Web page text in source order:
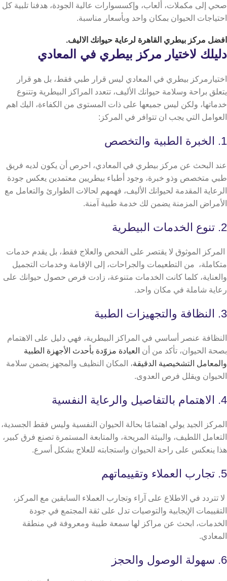
صحي إلى مكملات، ألعاب، وإكسسوارات عالية الجودة، هدفنا تلبية كل
احتياجات الحيوان بمكان واحد وبأسعار مناسبة.
افضل مركز بيطري القاهرة لرعاية حيوانك الاليف.
دليلك لاختيار مركز بيطري في المعادي
اختيارمركز بيطري في المعادي ليس قرار طبي فقط، بل هو قرار
يتعلق براحة وسلامة حيوانك الأليف، تتعدد المراكز البيطرية وتتنوع
خدماتها، ولكن ليس جميعها على ذات المستوى من الكفاءة، اليك اهم
العوامل التي يجب ان تتوافر في المركز:
1. الخبرة الطبية والتخصص
عند البحث عن مركز بيطري في المعادي، احرص أن يكون لديه فريق
طبي متخصص وذو خبرة، وجود أطباء بيطريين معتمدين يعكس جودة
الرعاية المقدمة لحيوانك الأليف، فهمهم لحالات الطوارئ والتعامل مع
الأمراض المزمنة يضمن لك خدمة طبية آمنة.
2. تنوع الخدمات البيطرية
المركز الموثوق لا يقتصر على الفحص والعلاج فقط، بل يقدم خدمات
متكاملة، من التطعيمات والجراحات، إلى الإقامة وخدمات التجميل
والعناية، كلما كانت الخدمات متنوعة، زادت فرص حصول حيوانك على
رعاية شاملة في مكان واحد.
3. النظافة والتجهيزات الطبية
النظافة عنصر أساسي في المراكز البيطرية، فهي دليل على الاهتمام
بصحة الحيوان، تأكد من أن العيادة مزوّدة بأحدث الأجهزة الطبية
والمعامل التشخيصية الدقيقة، المكان النظيف والمجهز يضمن سلامة
الحيوان ويقلل فرص العدوى.
4. الاهتمام بالتفاصيل والرعاية النفسية
المركز الجيد يولي اهتمامًا بحالة الحيوان النفسية وليس فقط الجسدية،
التعامل اللطيف، والبيئة المريحة، والمتابعة المستمرة تصنع فرق كبير،
هذا ينعكس على راحة الحيوان واستجابته للعلاج بشكل أسرع.
5. تجارب العملاء وتقييماتهم
لا تتردد في الاطلاع على آراء وتجارب العملاء السابقين مع المركز،
التقييمات الإيجابية والتوصيات تدل على ثقة المجتمع في جودة
الخدمات، ابحث عن مراكز لها سمعة طيبة ومعروفة في منطقة
المعادي.
6. سهولة الوصول والحجز